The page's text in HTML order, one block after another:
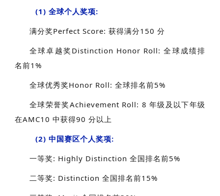
(1) 全球个人奖项:
满分奖Perfect Score: 获得满分150 分
全球卓越奖Distinction Honor Roll: 全球成绩排
名前1%
全球优秀奖Honor Roll: 全球排名前5%
全球荣誉奖Achievement Roll: 8 年级及以下年级
在AMC10 中获得90 分以上
(2) 中国赛区个人奖项:
一等奖: Highly Distinction 全国排名前5%
二等奖: Distinction 全国排名前15%